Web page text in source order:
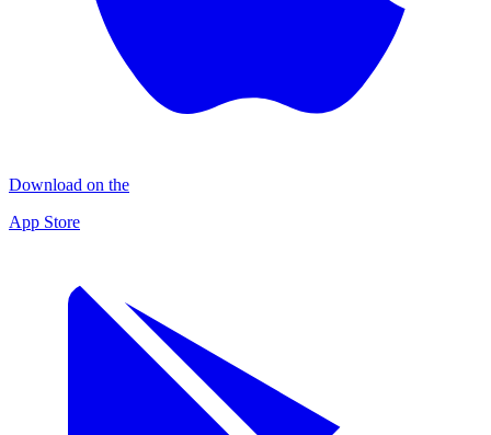
Download on the
App Store